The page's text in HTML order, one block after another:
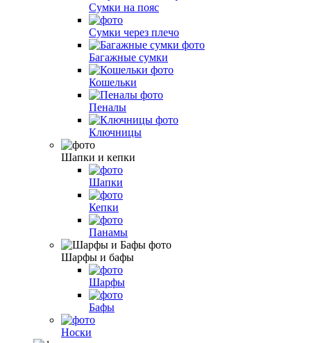
Сумки на пояс
Сумки через плечо
Багажные сумки
Кошельки
Пеналы
Ключницы
Шапки и кепки
Шапки
Кепки
Панамы
Шарфы и бафы
Шарфы
Бафы
Носки